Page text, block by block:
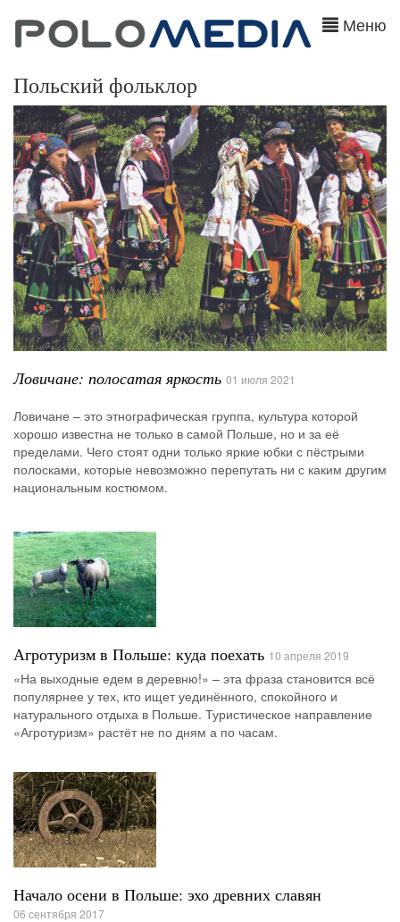
Меню
Польский фольклор
Ловичане: полосатая яркость 01 июля 2021
Ловичане – это этнографическая группа, культура которой
хорошо известна не только в самой Польше, но и за её
пределами. Чего стоят одни только яркие юбки с пёстрыми
полосками, которые невозможно перепутать ни с каким другим
национальным костюмом.
Агротуризм в Польше: куда поехать 10 апреля 2019
«На выходные едем в деревню!» – эта фраза становится всё
популярнее у тех, кто ищет уединённого, спокойного и
натурального отдыха в Польше. Туристическое направление
«Агротуризм» растёт не по дням а по часам.
Начало осени в Польше: эхо древних славян
06 сентября 2017